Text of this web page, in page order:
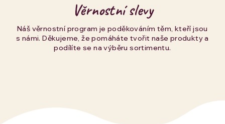
Věrnostní slevy
Náš věrnostní program je poděkováním těm, kteří jsou
s námi. Děkujeme, že pomáháte tvořit naše produkty a
podílíte se na výběru sortimentu.